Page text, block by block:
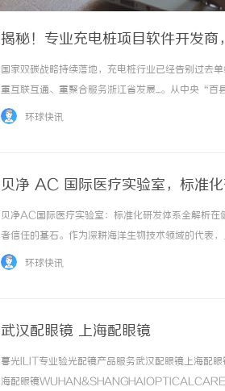
揭秘！专业充电桩项目软件开发商
国家双碳战略持续落地，充电桩行业已经告别过去
重互联互通、重聚合服务浙江省发展...。从中央“
个新能源补能赛道迎来确定性政策红利窗口人民日
环球快讯
贝净 AC 国际医疗实验室，标准
贝净AC国际医疗实验室：标准化研发体系全解析
者信任的基石。作为深耕海洋生物技术领域的代表
国际医疗实验室，凭借其严谨的标准化研发体系，
环球快讯
武汉配眼镜 上海配眼镜
暮光ILIT专业验光配镜产品服务武汉配眼镜上海配
海配眼镜WUHAN&SHANGHAIOPTICALCARE